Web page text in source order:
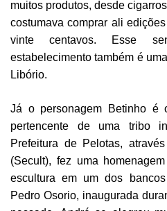
muitos produtos, desde
costumava comprar ali
vinte centavos. Esse
estabelecimento também é
Libório.
Já o personagem Betinho é
pertencente de uma tribo
Prefeitura de Pelotas,
(Secult), fez uma
escultura em um dos
Pedro Osorio, inaugurada